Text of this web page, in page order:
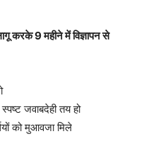
करके 9 महीने में विज्ञापन से
जवाबदेही तय हो
को मुआवजा मिले